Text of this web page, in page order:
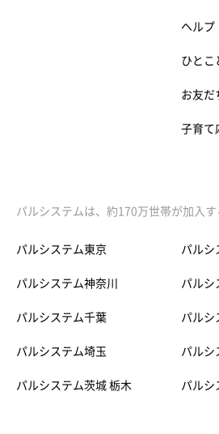
ヘルプ
ひとこ
お友だ
子育て
パルシステムは、約170万世帯が加入
パルシステム東京
パルシステム神奈川
パルシステム千葉
パルシステム埼玉
パルシステム茨城 栃木
パルシ
パルシ
パルシ
パルシ
パルシ